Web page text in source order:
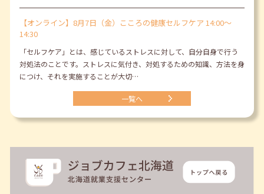
【オンライン】8月7日（金）こころの健康セルフケア 14:00～
14:30
「セルフケア」とは、感じているストレスに対して、自分自身で行う
対処法のことです。ストレスに気付き、対処するための知識、方法を身
につけ、それを実施することが大切…
一覧へ